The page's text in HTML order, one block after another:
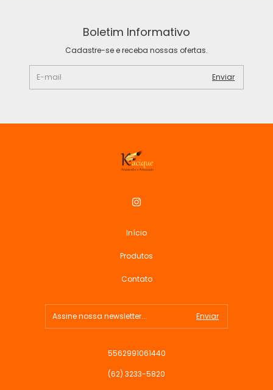
Boletim Informativo
Cadastre-se e receba nossas ofertas.
Início
Produtos
Contato
5562991061440
(62) 3233-5820